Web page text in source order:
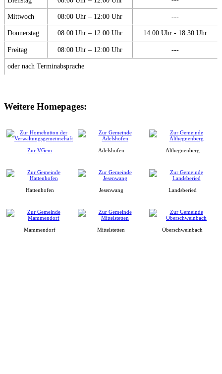
Mittwoch 08:00 Uhr – 12:00 Uhr ---
Donnerstag 08:00 Uhr – 12:00 Uhr 14:00 Uhr - 18:30 Uhr
Freitag 08:00 Uhr – 12:00 Uhr ---
oder nach Terminabsprache
Weitere Homepages:
Zur VGem Adelshofen Althegnenberg
Hattenhofen Jesenwang Landsberied
Mammendorf Mittelstetten Oberschweinbach